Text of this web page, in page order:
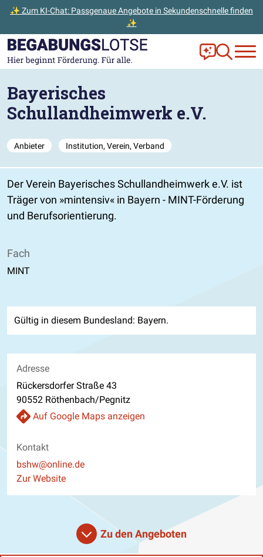
✨ Zum KI-Chat: Passgenaue Angebote in Sekundenschnelle finden
✨
Zum Hauptinhalt der Seite springen
Zur Startseite gehen Frag Ella!
Zur
Bayerisches
Schullandheimwerk e.V.
Anbieter Institution, Verein, Verband
Der Verein Bayerisches Schullandheimwerk e.V. ist
Träger von
mintensiv
in Bayern - MINT-Förderung
und Berufsorientierung.
Fach
MINT
Gültig in diesem Bundesland: Bayern.
Adresse
Rückersdorfer Straße 43
90552 Röthenbach/Pegnitz
Auf Google Maps anzeigen
Kontakt
E-Mail
bshw@online.de
Website
Zur Website
Zu den Angeboten